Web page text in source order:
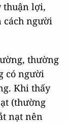
thuận lợi,
cách người
thường
có người
Khi thấy
(thường
nạt nên